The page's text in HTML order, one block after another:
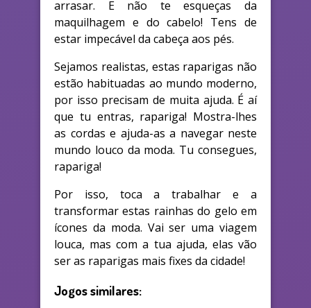
arrasar. E não te esqueças da
maquilhagem e do cabelo! Tens de
estar impecável da cabeça aos pés.
Sejamos realistas, estas raparigas não
estão habituadas ao mundo moderno,
por isso precisam de muita ajuda. É aí
que tu entras, rapariga! Mostra-lhes
as cordas e ajuda-as a navegar neste
mundo louco da moda. Tu consegues,
rapariga!
Por isso, toca a trabalhar e a
transformar estas rainhas do gelo em
ícones da moda. Vai ser uma viagem
louca, mas com a tua ajuda, elas vão
ser as raparigas mais fixes da cidade!
Jogos similares: